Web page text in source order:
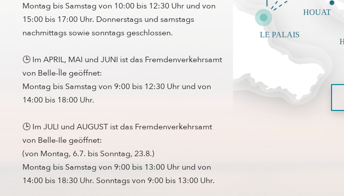
Montag bis Samstag von 10:00 bis 12:30 Uhr und von
15:00 bis 17:00 Uhr. Donnerstags und samstags
nachmittags sowie sonntags geschlossen.
🕒 Im APRIL, MAI und JUNI ist das Fremdenverkehrsamt
von Belle-Île geöffnet:
Montag bis Samstag von 9:00 bis 12:30 Uhr und von
14:00 bis 18:00 Uhr.
🕒 Im JULI und AUGUST ist das Fremdenverkehrsamt
von Belle-Ile geöffnet:
(von Montag, 6.7. bis Sonntag, 23.8.)
Montag bis Samstag von 9:00 bis 13:00 Uhr und von
14:00 bis 18:30 Uhr. Sonntags von 9:00 bis 13:00 Uhr.